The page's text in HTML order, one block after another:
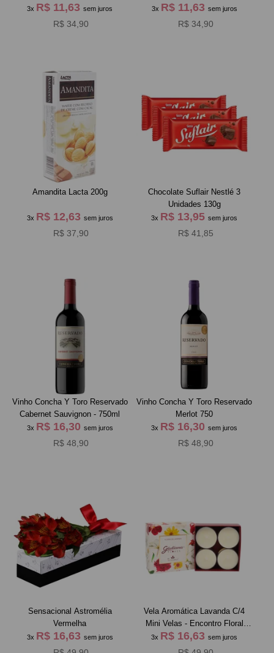
3x R$ 11,63sem juros
R$ 34,90
3x R$ 11,63 sem juros
R$ 34,90
Amandita Lacta 200g
3x R$ 12,63 sem juros
R$ 37,90
Chocolate Suflair Nestlé 3
Unidades 130g
3x R$ 13,95sem juros
R$ 41,85
Vinho Concha Y Toro Reservado
Cabernet Sauvignon - 750ml
3x R$ 16,30 sem juros
R$ 48,90
Vinho Concha Y Toro Reservado
Merlot 750
3x R$ 16,30sem juros
R$ 48,90
Sensacional Astromélia
Vermelha
3x R$ 16,63 sem juros
Vela Aromática Lavanda C/4
Mini Velas - Encontro Floral
Giuliana Flores
3x R$ 16,63sem juros